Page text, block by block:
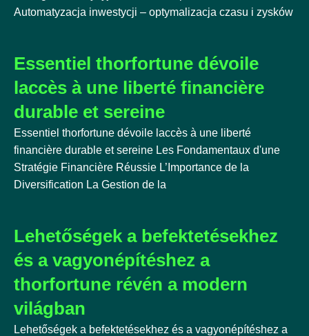
Automatyzacja inwestycji – optymalizacja czasu i zysków
Essentiel thorfortune dévoile
laccès à une liberté financière
durable et sereine
Essentiel thorfortune dévoile laccès à une liberté
financière durable et sereine Les Fondamentaux d'une
Stratégie Financière Réussie L’Importance de la
Diversification La Gestion de la
Lehetőségek a befektetésekhez
és a vagyonépítéshez a
thorfortune révén a modern
világban
Lehetőségek a befektetésekhez és a vagyonépítéshez a